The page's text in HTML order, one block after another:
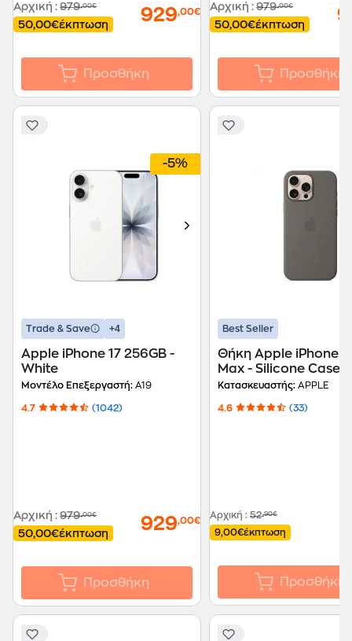
Αρχική : 979,00€
50,00€έκπτωση 929,00€
Προσθήκη
Αρχική : 979,00€
50,00€έκπτωση
Προσθήκη
-5%
Trade & Save +4
Apple iPhone 17 256GB -
White
Μοντέλο Επεξεργαστή: A19
4.7 (1042)
Αρχική : 979,00€
50,00€έκπτωση 929,00€
Προσθήκη
Best Seller
Θήκη Apple iPhone
Max - Silicone Case
MagSafe - Gray
Κατασκευαστής: APPLE
4.6 (33)
Αρχική : 52,90€
9,00€έκπτωση
Προσθήκη